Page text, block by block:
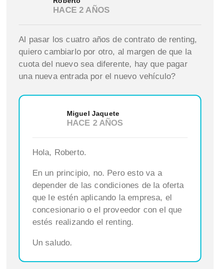
HACE 2 AÑOS
Al pasar los cuatro años de contrato de renting,
quiero cambiarlo por otro, al margen de que la
cuota del nuevo sea diferente, hay que pagar
una nueva entrada por el nuevo vehículo?
Miguel Jaquete
HACE 2 AÑOS
Hola, Roberto.
En un principio, no. Pero esto va a
depender de las condiciones de la oferta
que le estén aplicando la empresa, el
concesionario o el proveedor con el que
estés realizando el renting.
Un saludo.